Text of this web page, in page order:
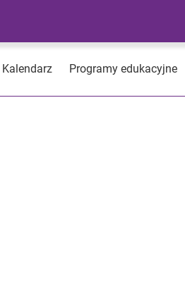
Kalendarz Programy edukacyjne